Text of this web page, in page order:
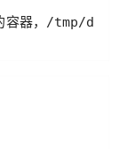
，/tmp/data 目